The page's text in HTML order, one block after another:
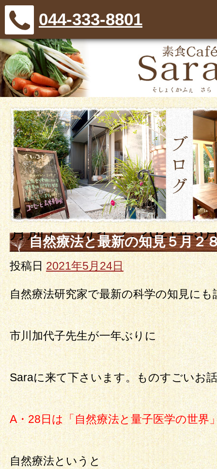
044-333-8801
月別アーカイブ:2021年5
自然療法と最新の知見５月２
法研究会２９日（土）
投稿日 2021年5月24日
自然療法研究家で最新の科学の知見にも
市川加代子先生が一年ぶりに
Saraに来て下さいます。ものすごいお
A・28日は「自然療法と量子医学の世界
自然療法というと